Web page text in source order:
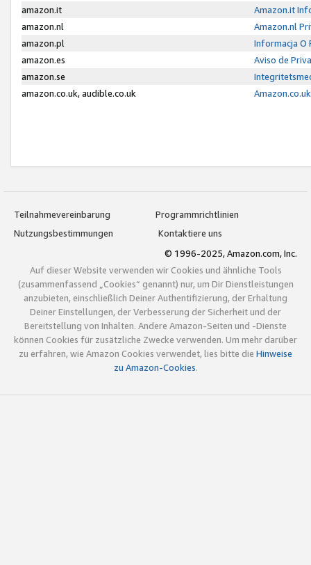
amazon.it
Amazon.it
amazon.nl
Amazon.nl
amazon.pl
Informacja O
amazon.es
Aviso de
amazon.se
amazon.co.uk, audible.co.uk
Teilnahmevereinbarung
Programmrichtlinien
Nutzungsbestimmungen
Kontaktiere uns
© 1996-2025, Amazon.com, Inc.
Auf dieser Website verwenden wir Cookies und ähnliche Tools
(zusammenfassend „Cookies“ genannt) nur, um Dir Dienstleistungen
anzubieten, einschließlich Deiner Authentifizierung, der Erhaltung
Deiner Einstellungen, der Verbesserung der Sicherheit und der
Bereitstellung von Inhalten. Andere Amazon-Seiten und -Dienste
können Cookies für zusätzliche Zwecke verwenden. Um mehr darüber
zu erfahren, wie Amazon Cookies verwendet, lies bitte die Hinweise
zu Amazon-Cookies.